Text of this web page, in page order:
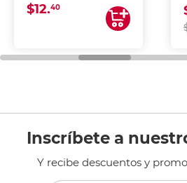
$12.40
Inscríbete a
Y recibe descuentos y